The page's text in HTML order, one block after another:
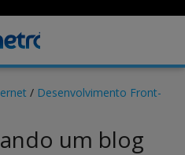
/ Desenvolvimento Front-
um blog